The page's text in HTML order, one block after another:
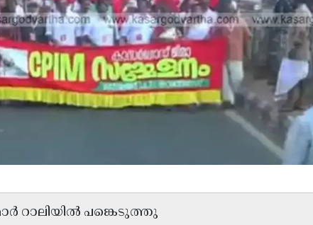
റാലിയിൽ പങ്കെടുത്തു